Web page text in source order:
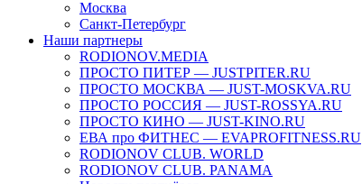
Москва
Санкт-Петербург
Наши партнеры
RODIONOV.MEDIA
ПРОСТО ПИТЕР — JUSTPITER.RU
ПРОСТО МОСКВА — JUST-MOSKVA.RU
ПРОСТО РОССИЯ — JUST-ROSSYA.RU
ПРОСТО КИНО — JUST-KINO.RU
ЕВА про ФИТНЕС — EVAPROFITNESS.RU
RODIONOV CLUB. WORLD
RODIONOV CLUB. PANAMA